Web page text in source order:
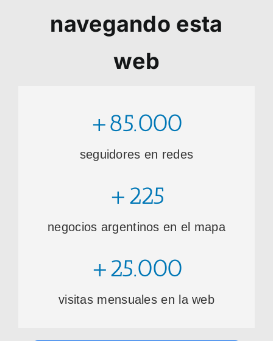
navegando esta
web
+85.000
seguidores en redes
+225
negocios argentinos en el mapa
+25.000
visitas mensuales en la web